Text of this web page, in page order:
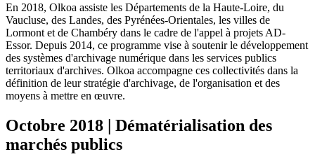
En 2018, Olkoa assiste les Départements de la Haute-Loire, du
Vaucluse, des Landes, des Pyrénées-Orientales, les villes de
Lormont et de Chambéry dans le cadre de l'appel à projets AD-
Essor. Depuis 2014, ce programme vise à soutenir le développement
des systèmes d'archivage numérique dans les services publics
territoriaux d'archives. Olkoa accompagne ces collectivités dans la
définition de leur stratégie d'archivage, de l'organisation et des
moyens à mettre en œuvre.
Octobre 2018 | Dématérialisation des
marchés publics